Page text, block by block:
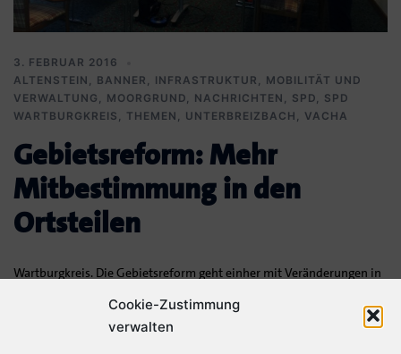
Cookie-Zustimmung
verwalten
3. FEBRUAR 2016
ALTENSTEIN , BANNER , INFRASTRUKTUR, MOBILITÄT UND
VERWALTUNG , MOORGRUND, NACHRICHTEN , SPD, SPD
WARTBURGKREIS , THEMEN , UNTERBREIZBACH , VACHA
Gebietsreform: Mehr
Mitbestimmung in den
Ortsteilen
Wartburgkreis. Die Gebietsreform geht einher mit Veränderungen in
der kommunalen Rätestruktur. Aus bisherigen Stadt- oder
Gemeinderäten werden Ortsteil- oder Ortschaftsräte. Hier werden